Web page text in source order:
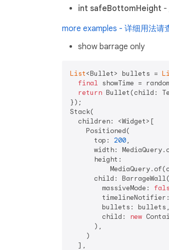
int safeBottomHeight -
more examples - 详细用法请
show barrage only
List<Bullet> bullets =
final showTime =
return Bullet(child:
});
Stack(
  children: <Widget>[
    Positioned(
      top:
200,
width:
      height:
      child: BarrageWall(
        massiveMode:
        bullets: bullets,
        child:
new
      ),
    )
  ],